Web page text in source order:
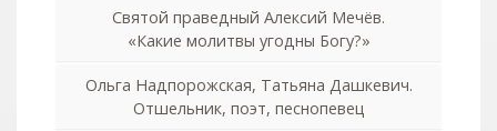
Святой праведный Алексий Мечёв.
«Какие молитвы угодны Богу?»
Ольга Надпорожская, Татьяна Дашкевич.
Отшельник, поэт, песнопевец